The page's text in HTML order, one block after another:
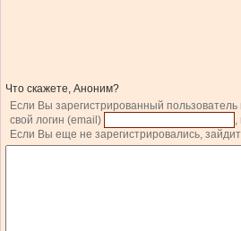
Что скажете, Аноним?
Если Вы зарегистрированный пользователь
свой логин (email)
,
Если Вы еще не зарегистрировались,